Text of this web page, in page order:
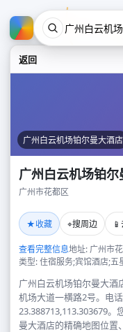
返回
广州白云机场铂尔曼大酒店
广州白云机场铂尔
广州市花都区
★收藏 ⌖搜周边 📱
查看完整信息地址: 广州市
类型: 住宿服务;宾馆酒店;五
广州白云机场铂尔曼大酒
机场大道一横路2号。电
23.388713,113.303679
曼大酒店的精确地图位置